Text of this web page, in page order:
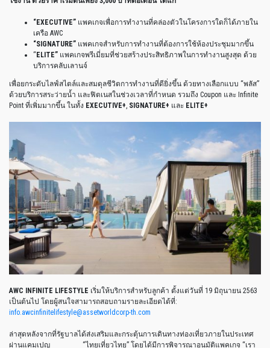
“EXECUTIVE” แพคเกจเพื่อการทำงานที่คล่องตัวในโครงการใดก็ได้ภายใน
เครือ AWC
“SIGNATURE” แพคเกจสำหรับการทำงานที่ต้องการใช้ห้องประชุมมากขึ้น
“ELITE” แพคเกจพรีเมี่ยมที่ช่วยสร้างประสิทธิภาพในการทำงานสูงสุด ด้วย
บริการคลับเลานจ์
เพื่อยกระดับไลฟ์สไตล์และสมดุลชีวิตการทำงานที่ดียิ่งขึ้น ด้วยทางเลือกแบบ “พลัส”
ด้วยบริการสระว่ายน้ำ และฟิตเนสในช่วงเวลาที่กำหนด รวมถึง Coupon และ Infinite
Point ที่เพิ่มมากขึ้น ในทั้ง EXECUTIVE+, SIGNATURE+ และ ELITE+
AWC INFINITE LIFESTYLE เริ่มให้บริการสำหรับลูกค้า ตั้งแต่วันที่ 19 มิถุนายน 2563
เป็นต้นไป โดยผู้สนใจสามารถสอบถามรายละเอียดได้ที่:
info.awcinfinitelifestyle@assetworldcorp-th.com
ล่าสุดหลังจากที่รัฐบาลได้ส่งเสริมและกระตุ้นการเดินทางท่องเที่ยวภายในประเทศ
ผ่านแคมเปญ
“ไทยเที่ยวไทย” โดยได้มีการพิจารณาอนุมัติแพคเกจ “เรา